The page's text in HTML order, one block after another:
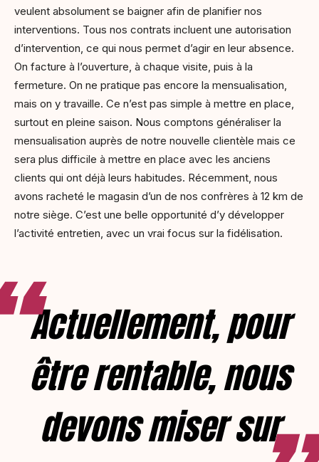
veulent absolument se baigner afin de planifier nos
interventions. Tous nos contrats incluent une autorisation
d’intervention, ce qui nous permet d’agir en leur absence.
On facture à l’ouverture, à chaque visite, puis à la
fermeture. On ne pratique pas encore la mensualisation,
mais on y travaille. Ce n’est pas simple à mettre en place,
surtout en pleine saison. Nous comptons généraliser la
mensualisation auprès de notre nouvelle clientèle mais ce
sera plus difficile à mettre en place avec les anciens
clients qui ont déjà leurs habitudes. Récemment, nous
avons racheté le magasin d’un de nos confrères à 12 km de
notre siège. C’est une belle opportunité d’y développer
l’activité entretien, avec un vrai focus sur la fidélisation.
Actuellement, pour
être rentable, nous
devons miser sur